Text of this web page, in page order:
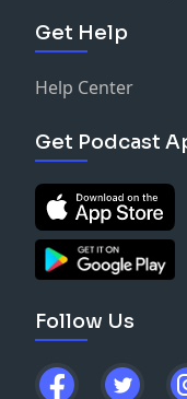
Get Help
Help Center
Get Podcast
Follow Us